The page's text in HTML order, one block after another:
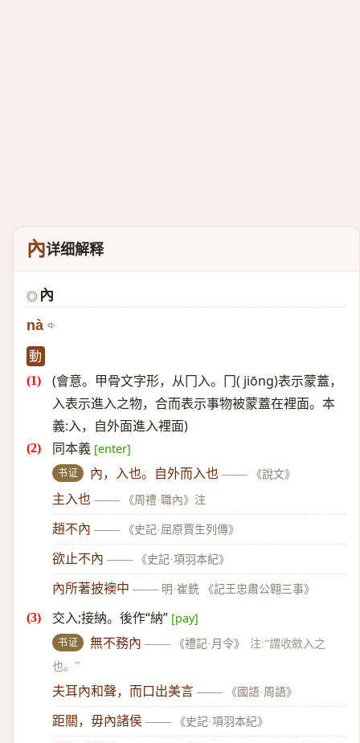
內详细解释
◎ 內
nà
動
(會意。甲骨文字形，从冂入。冂( jiōng)表示蒙蓋，
入表示進入之物，合而表示事物被蒙蓋在裡面。本
義:入，自外面進入裡面)
同本義 [enter]
书证 內，入也。自外而入也 —— 《說文》
主入也 —— 《周禮·職內》注
趙不內 —— 《史記·屈原賈生列傳》
欲止不內 —— 《史記·項羽本紀》
內所著披襖中 —— 明·崔銑 《記王忠肅公翱三事》
交入;接納。後作“納” [pay]
书证 無不務內 —— 《禮記·月令》
注:“謂收斂入之
也。”
夫耳內和聲，而口出美言 —— 《國語·周語》
距關，毋內諸侯 —— 《史記·項羽本紀》